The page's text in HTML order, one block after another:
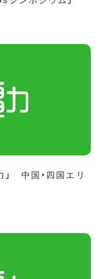
」 中国・四国エリ